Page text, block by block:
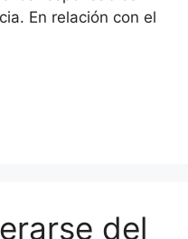
En relación con el
del